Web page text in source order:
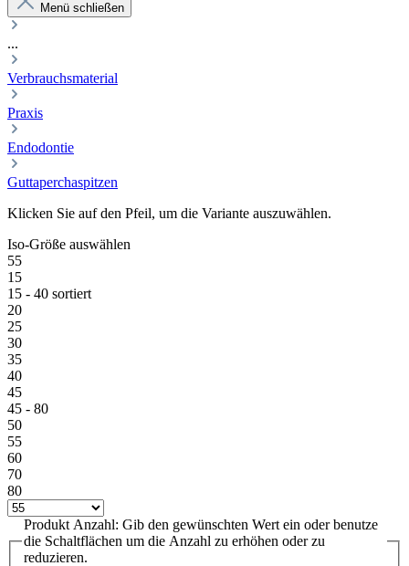
Menü schließen
...
Verbrauchsmaterial
Praxis
Endodontie
Guttaperchaspitzen
Klicken Sie auf den Pfeil, um die Variante auszuwählen.
Iso-Größe auswählen
55
15
15 - 40 sortiert
20
25
30
35
40
45
45 - 80
50
55
60
70
80
Produkt Anzahl: Gib den gewünschten Wert ein oder benutze
die Schaltflächen um die Anzahl zu erhöhen oder zu
reduzieren.